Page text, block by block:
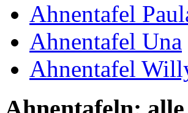
Ahnentafel
Ahnentafel Una
Ahnentafel